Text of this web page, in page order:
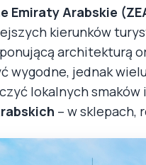
Emiraty Arabskie
kierunków
architekturą
wygodne, jednak
lokalnych
– w sklepach,